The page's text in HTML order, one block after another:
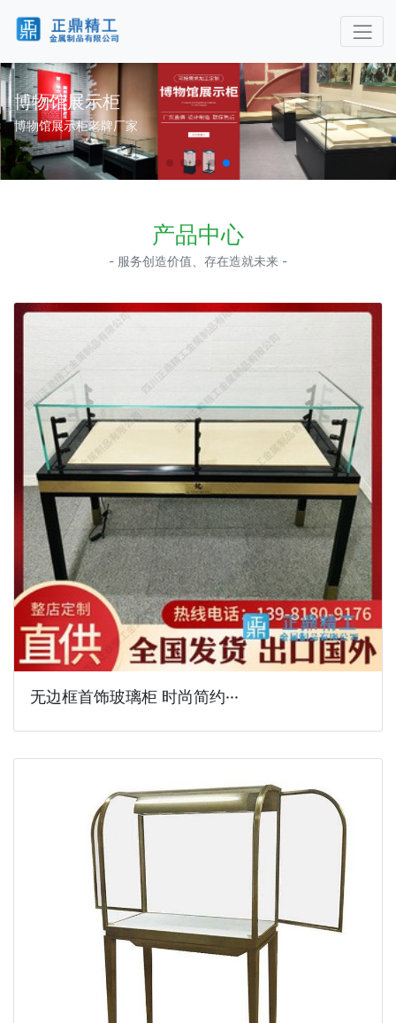
博物馆展示柜
博物馆展示柜老牌厂家
产品中心
- 服务创造价值、存在造就未来 -
无边框首饰玻璃柜 时尚简约···